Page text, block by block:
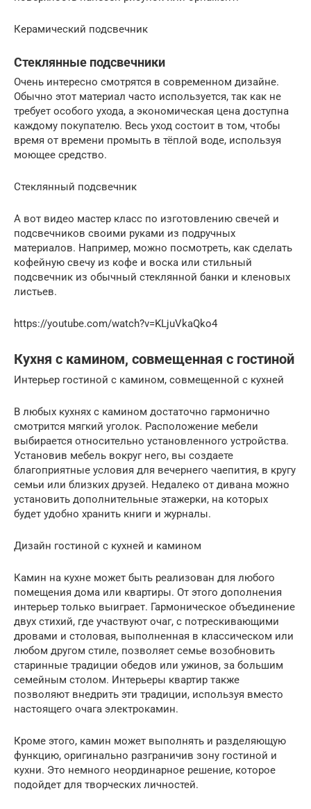
Керамический подсвечник
Стеклянные подсвечники
Очень интересно смотрятся в современном дизайне.
Обычно этот материал часто используется, так как не
требует особого ухода, а экономическая цена доступна
каждому покупателю. Весь уход состоит в том, чтобы
время от времени промыть в тёплой воде, используя
моющее средство.
Стеклянный подсвечник
А вот видео мастер класс по изготовлению свечей и
подсвечников своими руками из подручных
материалов. Например, можно посмотреть, как сделать
кофейную свечу из кофе и воска или стильный
подсвечник из обычный стеклянной банки и кленовых
листьев.
https://youtube.com/watch?v=KLjuVkaQko4
Кухня с камином, совмещенная с гостиной
Интерьер гостиной с камином, совмещенной с кухней
В любых кухнях с камином достаточно гармонично
смотрится мягкий уголок. Расположение мебели
выбирается относительно установленного устройства.
Установив мебель вокруг него, вы создаете
благоприятные условия для вечернего чаепития, в кругу
семьи или близких друзей. Недалеко от дивана можно
установить дополнительные этажерки, на которых
будет удобно хранить книги и журналы.
Дизайн гостиной с кухней и камином
Камин на кухне может быть реализован для любого
помещения дома или квартиры. От этого дополнения
интерьер только выиграет. Гармоническое объединение
двух стихий, где участвуют очаг, с потрескивающими
дровами и столовая, выполненная в классическом или
любом другом стиле, позволяет семье возобновить
старинные традиции обедов или ужинов, за большим
семейным столом. Интерьеры квартир также
позволяют внедрить эти традиции, используя вместо
настоящего очага электрокамин.
Кроме этого, камин может выполнять и разделяющую
функцию, оригинально разграничив зону гостиной и
кухни. Это немного неординарное решение, которое
подойдет для творческих личностей.